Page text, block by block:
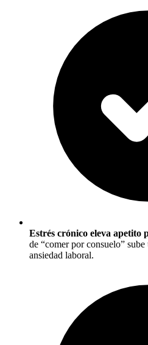
Estrés crónico eleva apetito
de “comer por consuelo”
ansiedad laboral.